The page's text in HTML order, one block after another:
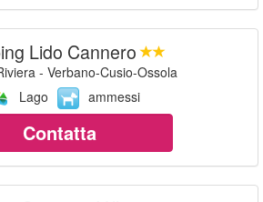
Lido Cannero
- Verbano-Cusio-Ossola
Lago
ammessi
Contatta